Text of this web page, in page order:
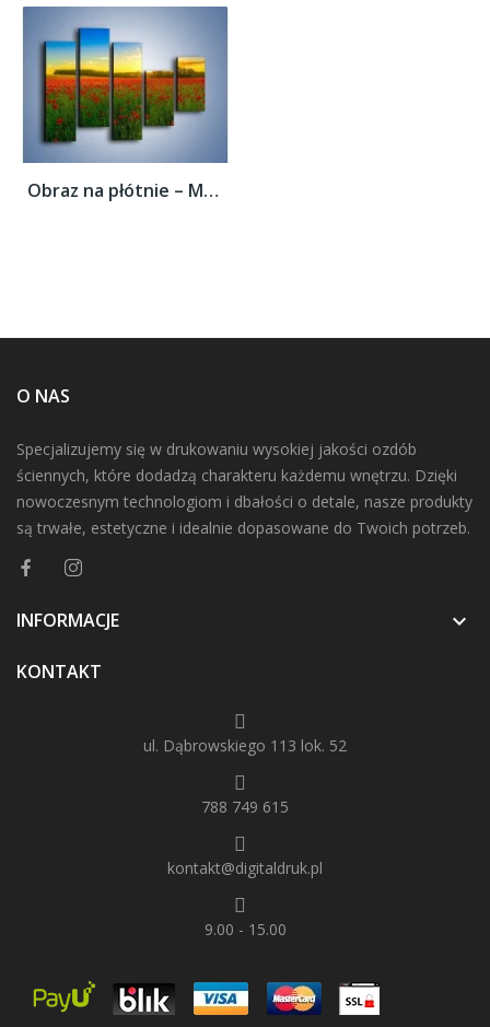
Obraz na płótnie – Maki w roli głównej –...
O NAS
Specjalizujemy się w drukowaniu wysokiej jakości ozdób
ściennych, które dodadzą charakteru każdemu wnętrzu. Dzięki
nowoczesnym technologiom i dbałości o detale, nasze produkty
są trwałe, estetyczne i idealnie dopasowane do Twoich potrzeb.
INFORMACJE 
KONTAKT
ul. Dąbrowskiego 113 lok. 52
788 749 615
kontakt@digitaldruk.pl
9.00 - 15.00